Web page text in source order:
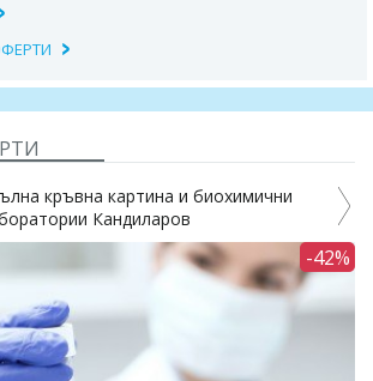
кръвна картина и биохимични
Кандиларов
-42%